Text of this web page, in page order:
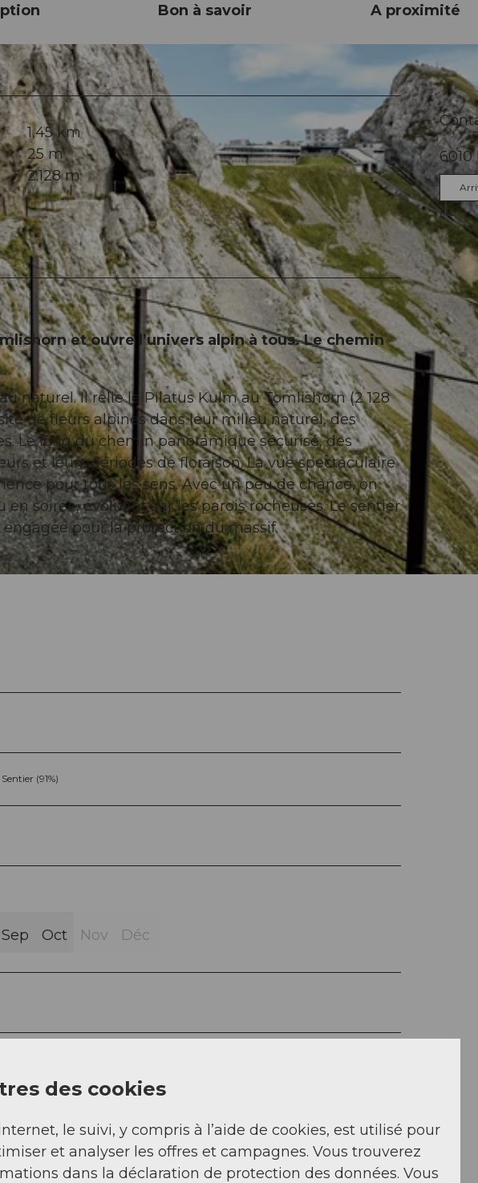
Bon à savoir A proximité
1,45 km
25 m
2.128 m
et ouvre l’univers alpin à tous. Le chemin
naturel. Il relie le Pilatus Kulm au Tomlishorn (2 128
de fleurs alpines dans leur milieu naturel, des
Le long du chemin panoramique sécurisé, des
et leurs périodes de floraison. La vue spectaculaire
pour tous les sens. Avec un peu de chance, on
soirée, évoluant sur les parois rocheuses. Le sentier
pour la protection du massif.
Sentier (91%)
Sep Oct Nov Déc
suffisamment d’eau font partie de l’équipement
6010
des cookies
le suivi, y compris à l’aide de cookies, est utilisé pour
et analyser les offres et campagnes. Vous trouverez
dans la déclaration de protection des données. Vous